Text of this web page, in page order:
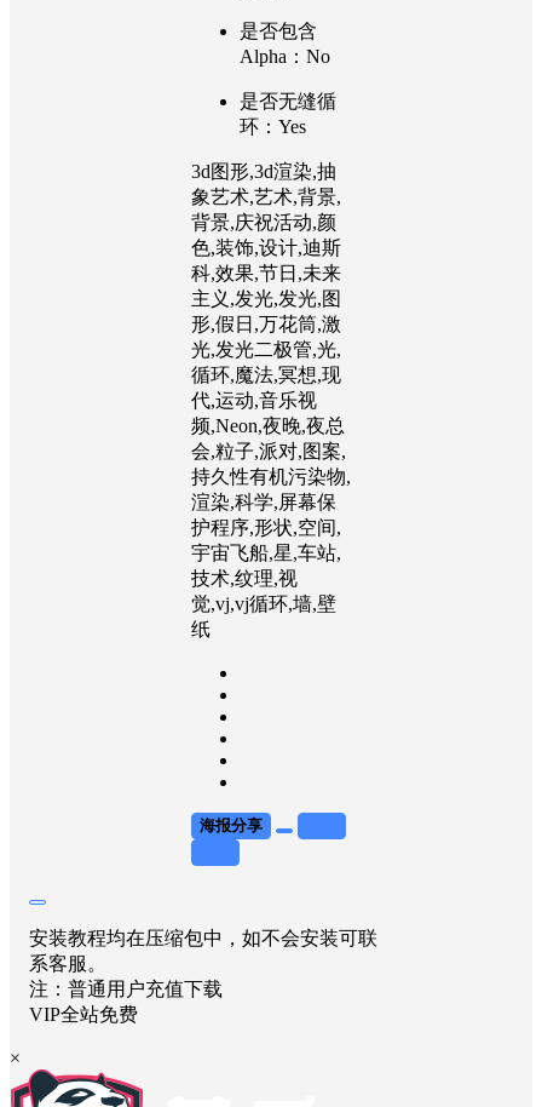
是否包含
Alpha：No
是否无缝循
环：Yes
3d图形,3d渲染,抽
象艺术,艺术,背景,
背景,庆祝活动,颜
色,装饰,设计,迪斯
科,效果,节日,未来
主义,发光,发光,图
形,假日,万花筒,激
光,发光二极管,光,
循环,魔法,冥想,现
代,运动,音乐视
频,Neon,夜晚,夜总
会,粒子,派对,图案,
持久性有机污染物,
渲染,科学,屏幕保
护程序,形状,空间,
宇宙飞船,星,车站,
技术,纹理,视
觉,vj,vj循环,墙,壁
纸
海报分享
安装教程均在压缩包中，如不会安装可联
系客服。
注：普通用户充值下载
VIP全站免费
×